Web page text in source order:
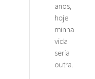
anos,
hoje
minha
vida
seria
outra.